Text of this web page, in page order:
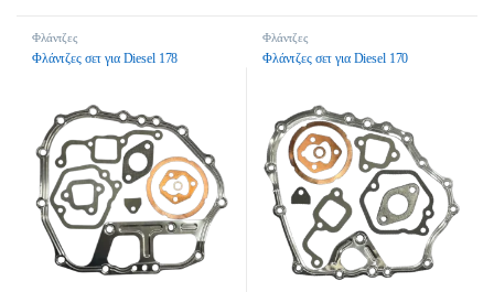
Φλάντζες
Φλάντζες σετ για Diesel 178
Φλάντζες
Φλάντζες σετ για Diesel 170